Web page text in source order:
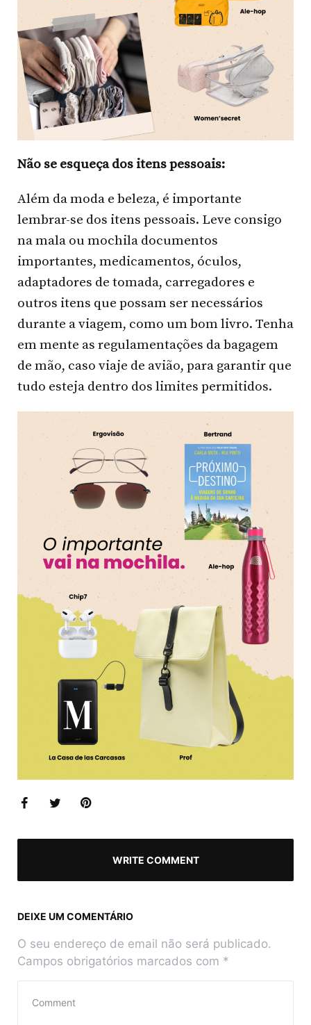
Não se esqueça dos itens pessoais:
Além da moda e beleza, é importante
lembrar-se dos itens pessoais. Leve consigo
na mala ou mochila documentos
importantes, medicamentos, óculos,
adaptadores de tomada, carregadores e
outros itens que possam ser necessários
durante a viagem, como um bom livro. Tenha
em mente as regulamentações da bagagem
de mão, caso viaje de avião, para garantir que
tudo esteja dentro dos limites permitidos.
WRITE COMMENT
DEIXE UM COMENTÁRIO
O seu endereço de email não será publicado.
Campos obrigatórios marcados com *